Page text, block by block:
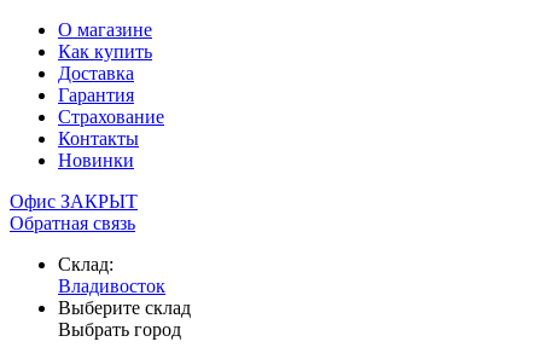
О магазине
Как купить
Доставка
Гарантия
Страхование
Контакты
Новинки
Офис ЗАКРЫТ
Обратная связь
Склад:
Владивосток
Выберите склад
Выбрать город